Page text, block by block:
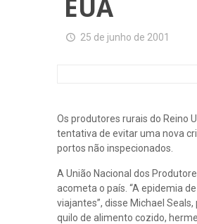
EUA
25 de junho de 2001
Os produtores rurais do Reino
tentativa de evitar uma nova
portos não inspecionados.
A União Nacional dos
acometa o país. “A epidemia
viajantes”, disse Michael
quilo de alimento cozido,